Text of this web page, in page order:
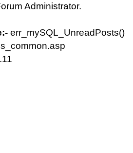
Administrator.
err_mySQL_UnreadPosts()